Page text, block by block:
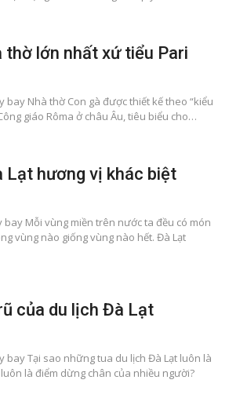
thờ lớn nhất xứ tiểu Pari
bay Nhà thờ Con gà được thiết kế theo “kiểu
giáo Rôma ở châu Âu, tiêu biểu cho…
Lạt hương vị khác biệt
bay Mỗi vùng miền trên nước ta đều có món
vùng nào giống vùng nào hết. Đà Lạt
của du lịch Đà Lạt
bay Tại sao những tua du lịch Đà Lạt luôn là
là điểm dừng chân của nhiều người?